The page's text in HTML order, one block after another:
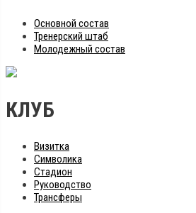
Основной состав
Тренерский штаб
Молодежный состав
КЛУБ
Визитка
Символика
Стадион
Руководство
Трансферы